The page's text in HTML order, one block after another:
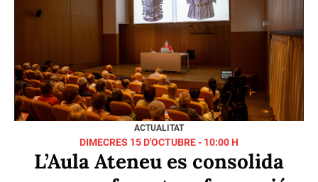
conservadora Elisabet Cirici